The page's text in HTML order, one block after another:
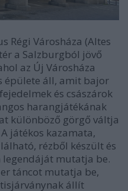
Régi Városháza (Altes
a Salzburgból jövő
az Új Városháza
épülete áll, amit bajor
és császárok
harangjátékának
különböző görgő váltja
játékos kazamata,
rézből készült és
mutatja be.
táncot mutatja be,
állít